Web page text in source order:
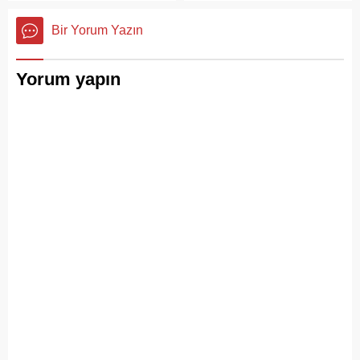
Bir Yorum Yazın
Yorum yapın